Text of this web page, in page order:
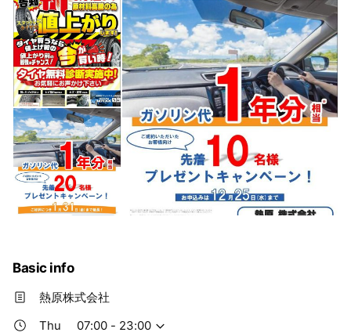
Basic info
熱原株式会社
Thu
07:00 - 23:00